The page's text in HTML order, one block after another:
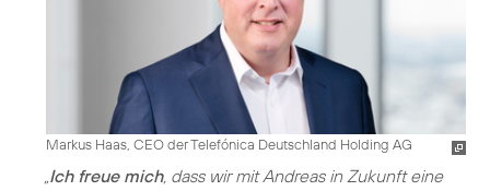
Markus Haas, CEO der Telefónica Deutschland Holding AG
Ich freue mich, dass wir mit Andreas in Zukunft eine